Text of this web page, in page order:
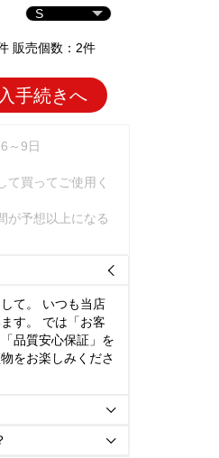
販売個数：2件
手続きへ
～9日
て買ってご使用く
が予想以上になる

て。 いつも当店
す。 では「お客
品質安心保証」を
をお楽しみくださ

